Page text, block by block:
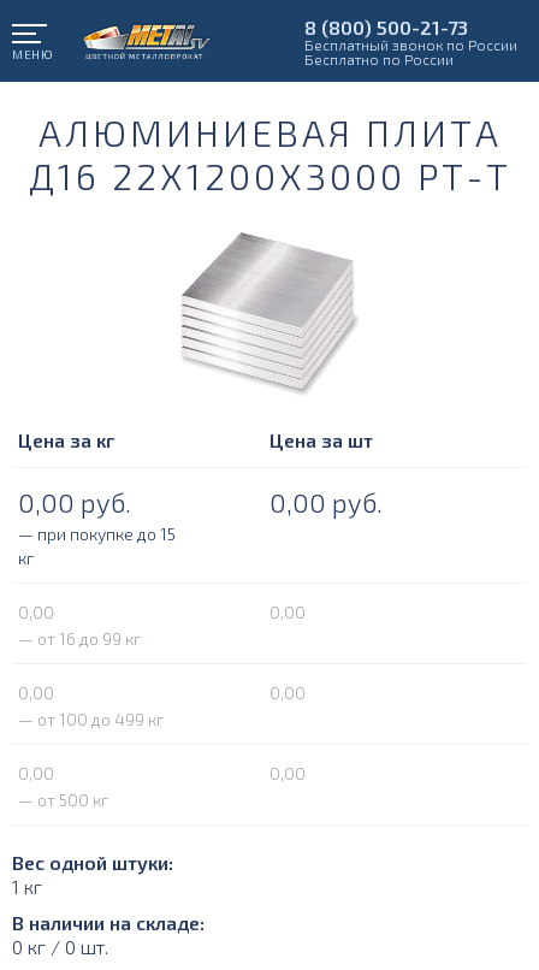
МЕНЮ
8 (800) 500-21-73
Бесплатный звонок по России
Бесплатно по России
АЛЮМИНИЕВАЯ ПЛИТА
Д16 22Х1200Х3000 РТ-Т
Цена за кг Цена за шт
0,00 руб. 0,00 руб.
— при покупке до 15
кг
0,00
0,00
— от 16 до 99 кг
0,00
0,00
— от 100 до 499 кг
0,00
0,00
— от 500 кг
Вес одной штуки:
1 кг
В наличии на складе:
0 кг / 0 шт.